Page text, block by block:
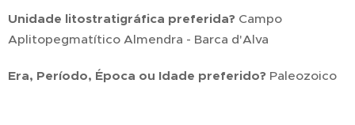
Unidade litostratigráfica preferida? Campo
Aplitopegmatítico Almendra - Barca d'Alva
Era, Período, Época ou Idade preferido? Paleozoico